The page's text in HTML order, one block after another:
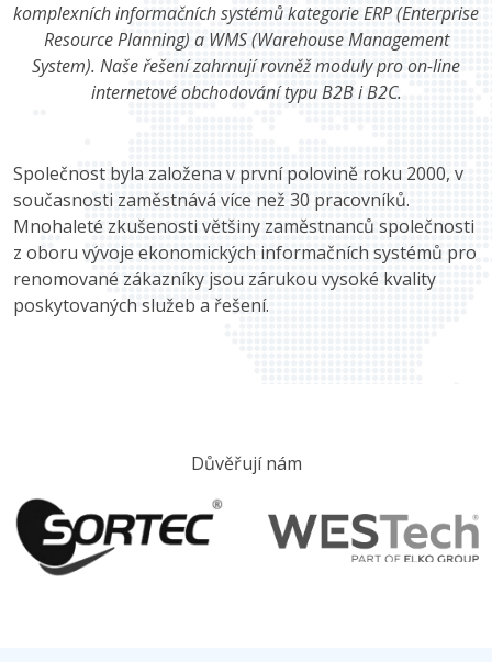
komplexních informačních systémů kategorie ERP (Enterprise
Resource Planning) a WMS (Warehouse Management
System). Naše řešení zahrnují rovněž moduly pro on-line
internetové obchodování typu B2B i B2C.
Společnost byla založena v první polovině roku 2000, v
současnosti zaměstnává více než 30 pracovníků.
Mnohaleté zkušenosti většiny zaměstnanců společnosti
z oboru vývoje ekonomických informačních systémů pro
renomované zákazníky jsou zárukou vysoké kvality
poskytovaných služeb a řešení.
Důvěřují nám